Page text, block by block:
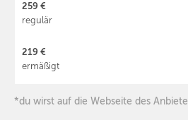
259 €
regulär
219 €
ermäßigt
*du wirst auf die Webseite des